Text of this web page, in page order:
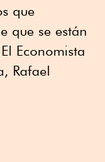
que
que se están
Economista
Rafael